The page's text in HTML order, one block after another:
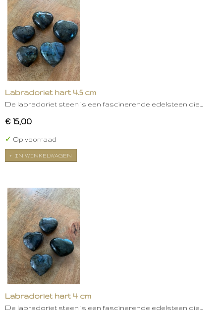
Labradoriet hart 4.5 cm
De labradoriet steen is een fascinerende edelsteen die…
€ 15,00
✓ Op voorraad
IN WINKELWAGEN
Labradoriet hart 4 cm
De labradoriet steen is een fascinerende edelsteen die…